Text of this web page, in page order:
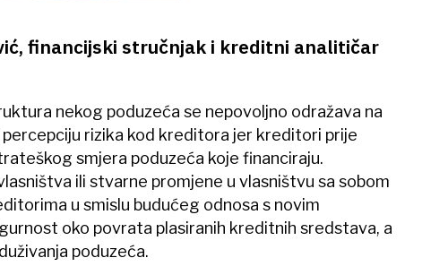
financijski stručnjak i kreditni analitičar
nekog poduzeća se nepovoljno odražava na
rizika kod kreditora jer kreditori prije
smjera poduzeća koje financiraju.
ili stvarne promjene u vlasništvu sa sobom
u smislu budućeg odnosa s novim
oko povrata plasiranih kreditnih sredstava, a
poduzeća.